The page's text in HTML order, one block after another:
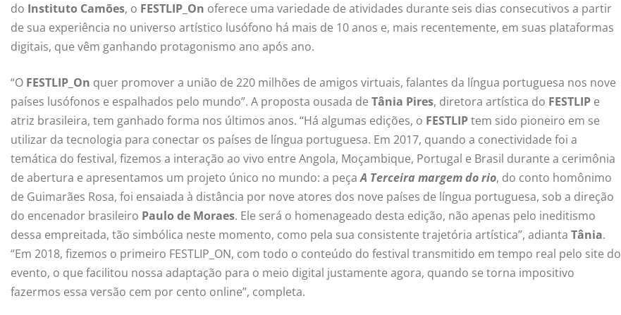
do Instituto Camões, o FESTLIP_On oferece uma variedade de atividades durante seis dias consecutivos a partir
de sua experiência no universo artístico lusófono há mais de 10 anos e, mais recentemente, em suas plataformas
digitais, que vêm ganhando protagonismo ano após ano.
“O FESTLIP_On quer promover a união de 220 milhões de amigos virtuais, falantes da língua portuguesa nos nove
países lusófonos e espalhados pelo mundo”. A proposta ousada de Tânia Pires, diretora artística do FESTLIP e
atriz brasileira, tem ganhado forma nos últimos anos. “Há algumas edições, o FESTLIPtem sido pioneiro em se
utilizar da tecnologia para conectar os países de língua portuguesa. Em 2017, quando a conectividade foi a
temática do festival, fizemos a interação ao vivo entre Angola, Moçambique, Portugal e Brasil durante a cerimônia
de abertura e apresentamos um projeto único no mundo: a peçaA Terceira margem do rio, do conto homônimo
de Guimarães Rosa, foi ensaiada à distância por nove atores dos nove países de língua portuguesa, sob a direção
do encenador brasileiro Paulo de Moraes. Ele será o homenageado desta edição, não apenas pelo ineditismo
dessa empreitada, tão simbólica neste momento, como pela sua consistente trajetória artística”, adianta Tânia.
“Em 2018, fizemos o primeiro FESTLIP_ON, com todo o conteúdo do festival transmitido em tempo real pelo site do
evento, o que facilitou nossa adaptação para o meio digital justamente agora, quando se torna impositivo
fazermos essa versão cem por cento online”, completa.